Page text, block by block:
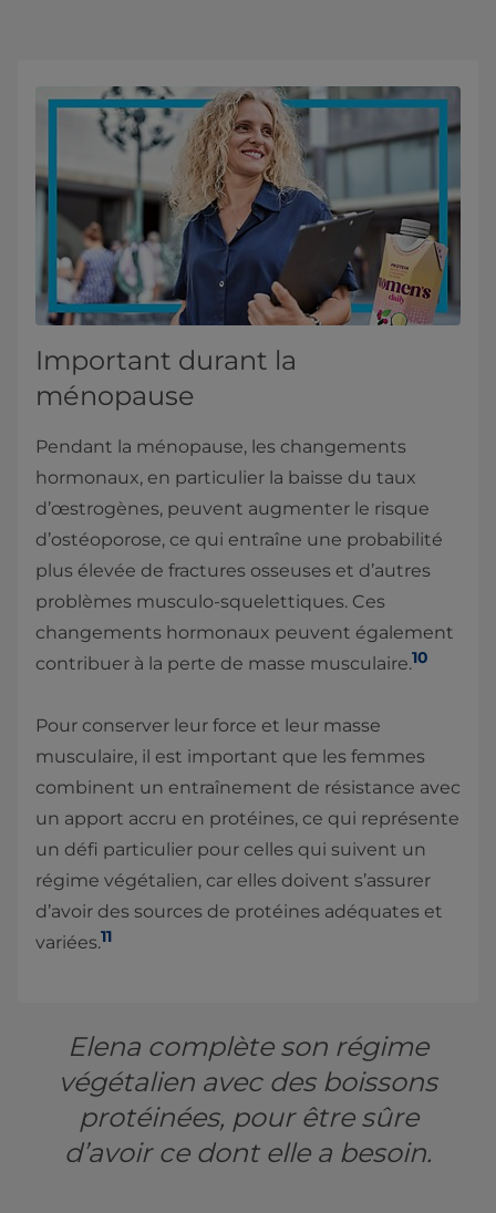
Important durant la
ménopause
Pendant la ménopause, les changements
hormonaux, en particulier la baisse du taux
d’œstrogènes, peuvent augmenter le risque
d’ostéoporose, ce qui entraîne une probabilité
plus élevée de fractures osseuses et d’autres
problèmes musculo-squelettiques. Ces
changements hormonaux peuvent également
contribuer à la perte de masse musculaire.10
Pour conserver leur force et leur masse
musculaire, il est important que les femmes
combinent un entraînement de résistance avec
un apport accru en protéines, ce qui représente
un défi particulier pour celles qui suivent un
régime végétalien, car elles doivent s’assurer
d’avoir des sources de protéines adéquates et
variées.11
Elena complète son régime
végétalien avec des boissons
protéinées, pour être sûre
d’avoir ce dont elle a besoin.